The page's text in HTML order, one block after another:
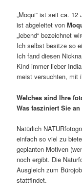
„Moqui“ ist seit ca.
ist abgeleitet von
„lebend“ bezeichnet
Ich selbst besitze so
Ich fand diesen
Kind immer lieber
meist versuchten, mit
Welches sind Ihre
Was fasziniert Sie
Natürlich
einfach so viel zu
geplanten Motiven
noch ergibt. Die
Ausgleich zum
stattfindet.